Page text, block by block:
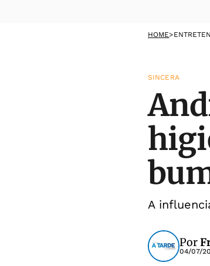
HOME>
SINCERA
A
Por
04/07/